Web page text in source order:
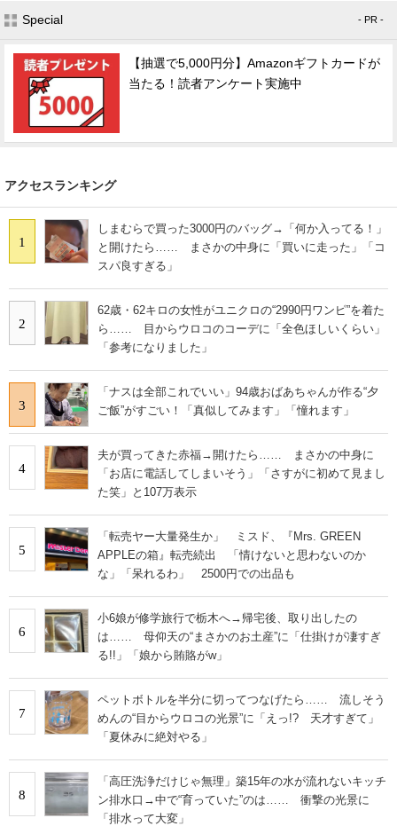
Special - PR -
【抽選で5,000円分】Amazonギフトカードが
当たる！読者アンケート実施中
アクセスランキング
1
しまむらで買った3000円のバッグ→「何か入ってる！」
と開けたら…… まさかの中身に「買いに走った」「コ
スパ良すぎる」
2
62歳・62キロの女性がユニクロの“2990円ワンピ”を着た
ら…… 目からウロコのコーデに「全色ほしいくらい」
「参考になりました」
3
「ナスは全部これでいい」94歳おばあちゃんが作る“夕
ご飯”がすごい！「真似してみます」「憧れます」
4
夫が買ってきた赤福→開けたら…… まさかの中身に
「お店に電話してしまいそう」「さすがに初めて見まし
た笑」と107万表示
5
「転売ヤー大量発生か」 ミスド、『Mrs. GREEN
APPLEの箱』転売続出 「情けないと思わないのか
な」「呆れるわ」 2500円での出品も
6
小6娘が修学旅行で栃木へ→帰宅後、取り出したの
は…… 母仰天の“まさかのお土産”に「仕掛けが凄すぎ
る!!」「娘から賄賂がw」
7
ペットボトルを半分に切ってつなげたら…… 流しそう
めんの“目からウロコの光景”に「えっ!? 天才すぎて」
「夏休みに絶対やる」
8
「高圧洗浄だけじゃ無理」築15年の水が流れないキッチ
ン排水口→中で“育っていた”のは…… 衝撃の光景に
「排水って大変」